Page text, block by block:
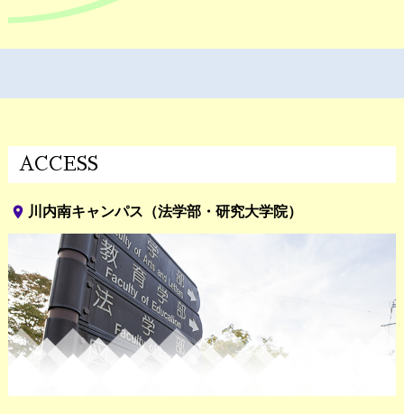
ACCESS
place 川内南キャンパス（法学部・研究大学院）